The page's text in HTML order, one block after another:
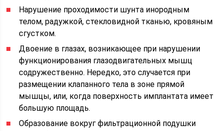
Нарушение проходимости шунта инородным
телом, радужкой, стекловидной тканью, кровяным
сгустком.
Двоение в глазах, возникающее при нарушении
функционирования глазодвигательных мышц
содружественно. Нередко, это случается при
размещении клапанного тела в зоне прямой
мышцы, или, когда поверхность имплантата имеет
большую площадь.
Образование вокруг фильтрационной подушки